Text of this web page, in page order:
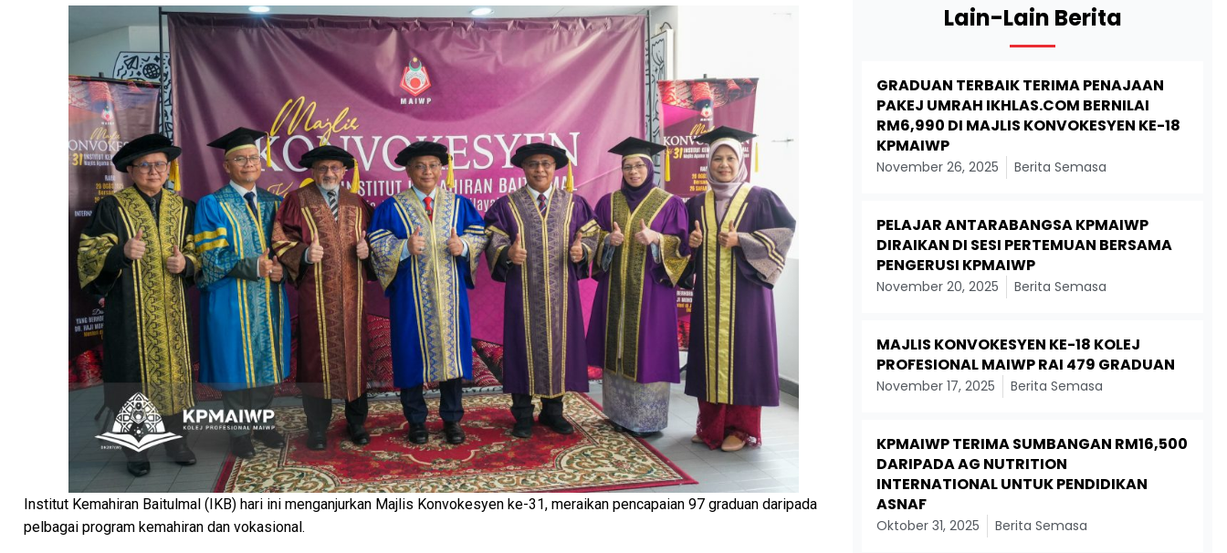
Institut Kemahiran Baitulmal (IKB) hari ini menganjurkan Majlis Konvokesyen ke-31, meraikan pencapaian 97 graduan daripada
pelbagai program kemahiran dan vokasional.
Lain-Lain Berita
GRADUAN TERBAIK TERIMA PENAJAAN
PAKEJ UMRAH IKHLAS.COM BERNILAI
RM6,990 DI MAJLIS KONVOKESYEN KE-18
KPMAIWP
November 26, 2025 Berita Semasa
PELAJAR ANTARABANGSA KPMAIWP
DIRAIKAN DI SESI PERTEMUAN BERSAMA
PENGERUSI KPMAIWP
November 20, 2025 Berita Semasa
MAJLIS KONVOKESYEN KE-18 KOLEJ
PROFESIONAL MAIWP RAI 479 GRADUAN
November 17, 2025 Berita Semasa
KPMAIWP TERIMA SUMBANGAN RM16,500
DARIPADA AG NUTRITION
INTERNATIONAL UNTUK PENDIDIKAN
ASNAF
Oktober 31, 2025 Berita Semasa